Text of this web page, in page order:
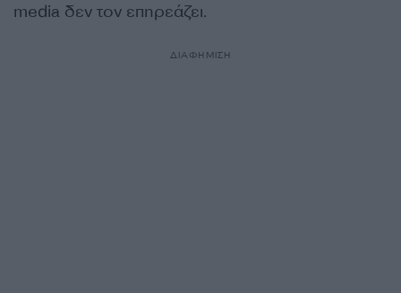
media δεν τον επηρεάζει.
ΔΙΑΦΗΜΙΣΗ